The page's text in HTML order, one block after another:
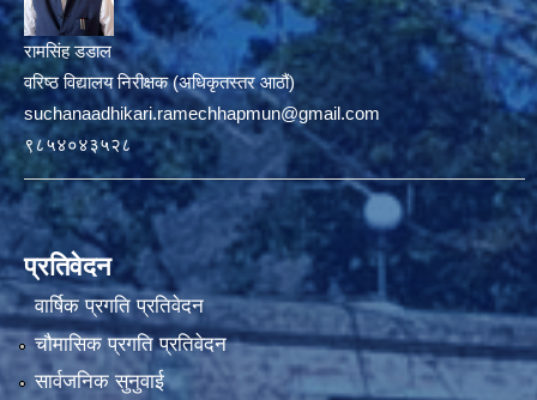
रामसिंह डडाल
वरिष्ठ विद्यालय निरीक्षक (अधिकृतस्तर आठौं)
suchanaadhikari.ramechhapmun@gmail.com
९८५४०४३५२८
प्रतिवेदन
वार्षिक प्रगति प्रतिवेदन
चौमासिक प्रगति प्रतिवेदन
सार्वजनिक सुनुवाई